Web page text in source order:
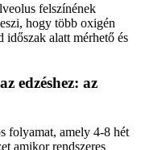
felszínének
hogy több oxigén
időszak alatt mérhető és
edzéshez: az
folyamat, amely 4-8 hét
amikor rendszeres